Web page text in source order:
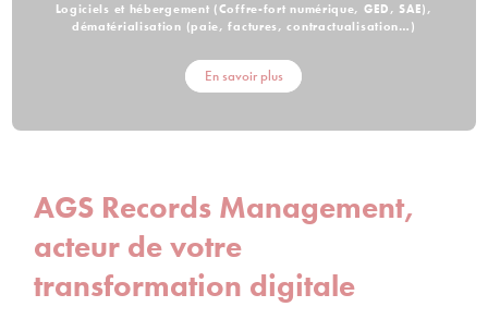
Logiciels et hébergement (Coffre-fort numérique, GED, SAE),
dématérialisation (paie, factures, contractualisation…)
En savoir plus
AGS Records Management,
acteur de votre
transformation digitale